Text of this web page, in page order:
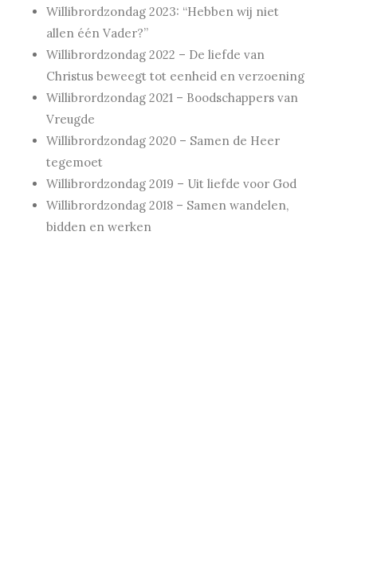
Willibrordzondag 2023: “Hebben wij niet
allen één Vader?”
Willibrordzondag 2022 – De liefde van
Christus beweegt tot eenheid en verzoening
Willibrordzondag 2021 – Boodschappers van
Vreugde
Willibrordzondag 2020 – Samen de Heer
tegemoet
Willibrordzondag 2019 – Uit liefde voor God
Willibrordzondag 2018 – Samen wandelen,
bidden en werken